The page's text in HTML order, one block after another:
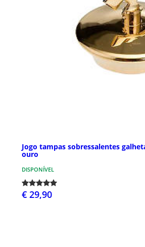
Jogo tampas sobressalentes
ouro
DISPONÍVEL
€ 29,90